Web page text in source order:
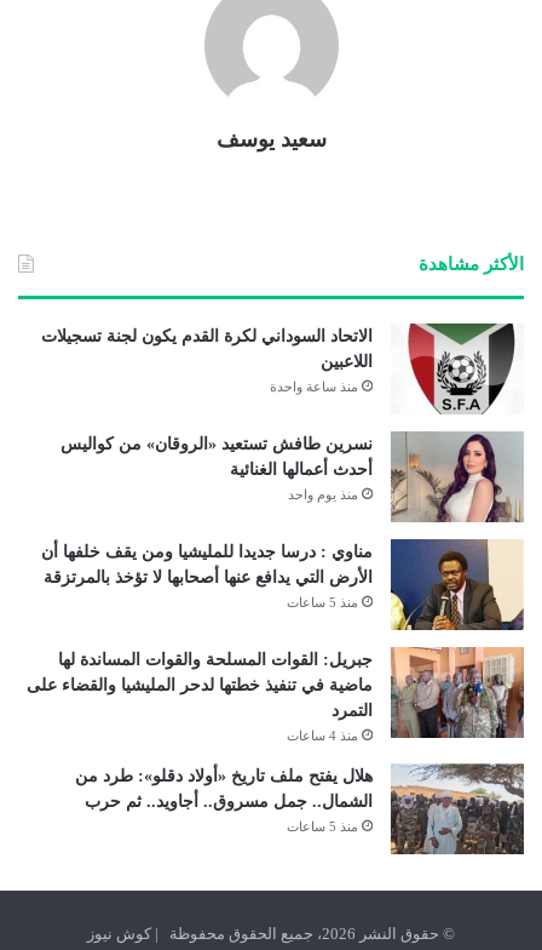
سعيد يوسف
الأكثر مشاهدة
الاتحاد السوداني لكرة القدم يكون لجنة تسجيلات
اللاعبين
منذ ساعة واحدة
نسرين طافش تستعيد «الروقان» من كواليس
أحدث أعمالها الغنائية
منذ يوم واحد
مناوي : درسا جديدا للمليشيا ومن يقف خلفها أن
الأرض التي يدافع عنها أصحابها لا تؤخذ بالمرتزقة
منذ 5 ساعات
جبريل: القوات المسلحة والقوات المساندة لها
ماضية في تنفيذ خطتها لدحر المليشيا والقضاء على
التمرد
منذ 4 ساعات
هلال يفتح ملف تاريخ «أولاد دقلو»: طرد من
الشمال.. جمل مسروق.. أجاويد.. ثم حرب
منذ 5 ساعات
© حقوق النشر 2026، جميع الحقوق محفوظة | كوش نيوز